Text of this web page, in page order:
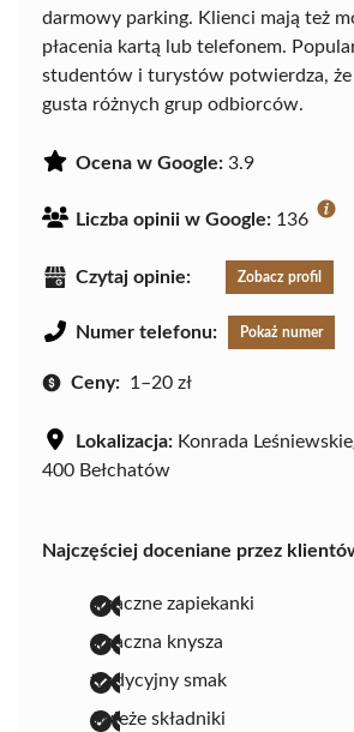
darmowy parking. Klienci mają też
płacenia kartą lub telefonem.
studentów i turystów potwierdza,
gusta różnych grup odbiorców.
Ocena w Google: 3.9
Liczba opinii w Google: 136
Czytaj opinie: Zobacz profil
Numer telefonu: Pokaż numer
Ceny: 1–20 zł
Lokalizacja: Konrada
400 Bełchatów
Najczęściej doceniane przez
smaczne zapiekanki
smaczna knysza
tradycyjny smak
świeże składniki